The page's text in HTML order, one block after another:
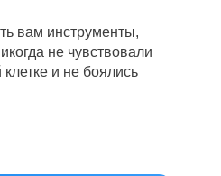
вам инструменты,
не чувствовали
и не боялись